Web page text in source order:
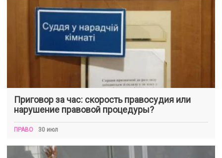
Приговор за час: скорость правосудия или
нарушение правовой процедуры?
ПРАВО 30 июл